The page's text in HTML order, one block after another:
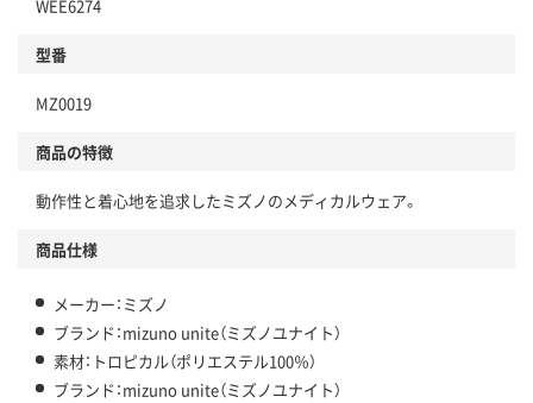
WEE6274
型番
MZ0019
商品の特徴
動作性と着心地を追求したミズノのメディカルウェア。
商品仕様
メーカー：ミズノ
ブランド：mizuno unite（ミズノユナイト）
素材：トロピカル（ポリエステル100％）
ブランド：mizuno unite（ミズノユナイト）